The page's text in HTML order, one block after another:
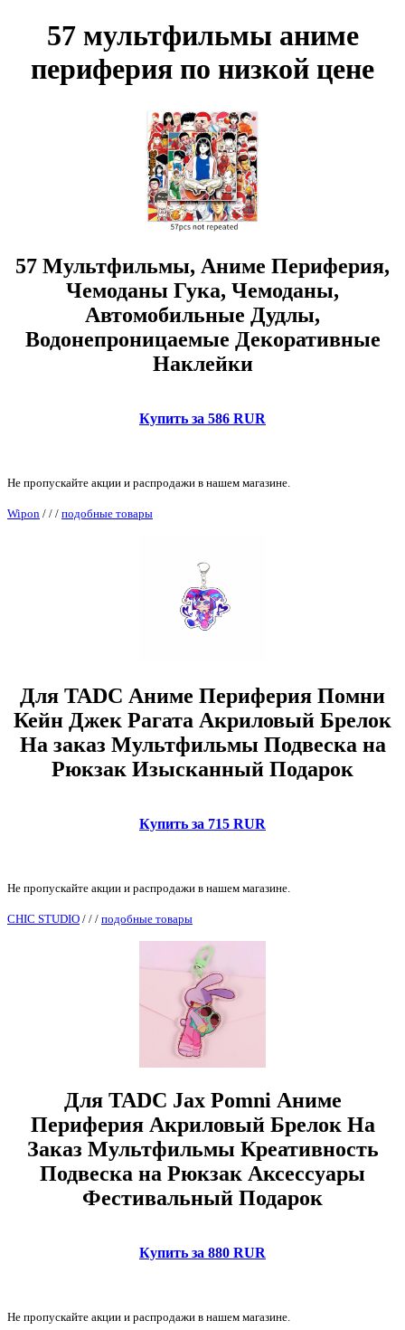
57 мультфильмы аниме
периферия по низкой цене
57 Мультфильмы, Аниме Периферия,
Чемоданы Гука, Чемоданы,
Автомобильные Дудлы,
Водонепроницаемые Декоративные
Наклейки
Купить за 586 RUR
Не пропускайте акции и распродажи в нашем магазине.
Wipon / / / подобные товары
Для TADC Аниме Периферия Помни
Кейн Джек Рагата Акриловый Брелок
На заказ Мультфильмы Подвеска на
Рюкзак Изысканный Подарок
Купить за 715 RUR
Не пропускайте акции и распродажи в нашем магазине.
CHIC STUDIO / / / подобные товары
Для TADC Jax Pomni Аниме
Периферия Акриловый Брелок На
Заказ Мультфильмы Креативность
Подвеска на Рюкзак Аксессуары
Фестивальный Подарок
Купить за 880 RUR
Не пропускайте акции и распродажи в нашем магазине.